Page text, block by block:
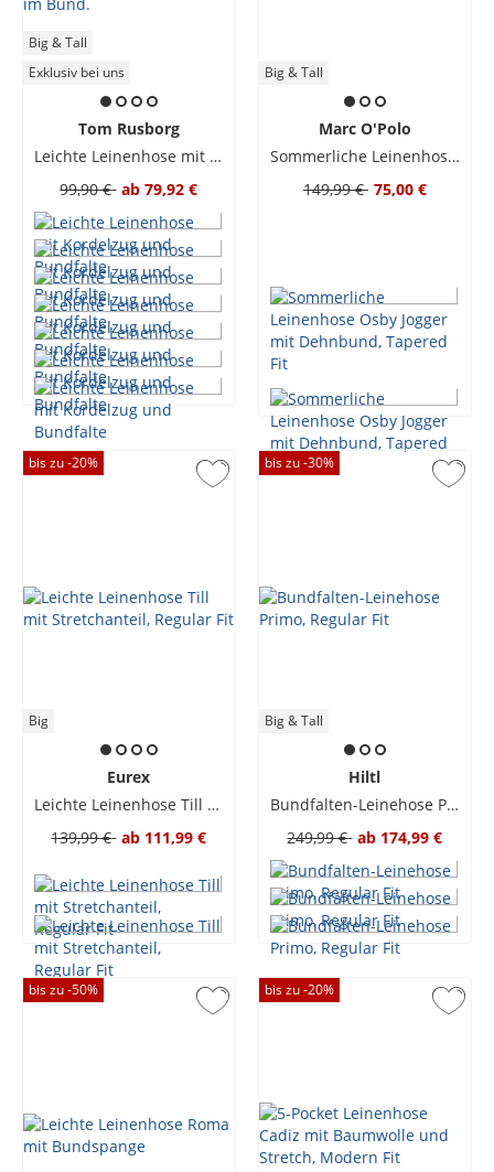
Big & Tall
Exklusiv bei uns
Tom Rusborg
Leichte Leinenhose mit Kordelzug und Bundfalte
99,90 € ab 79,92 €
Big & Tall
Marc O'Polo
Sommerliche Leinenhose Osby Jogger mit Dehnbund, Tapered Fit
149,99 € 75,00 €
bis zu -20%
Big
Eurex
Leichte Leinenhose Till mit Stretchanteil, Regular Fit
139,99 € ab 111,99 €
bis zu -30%
Big & Tall
Hiltl
Bundfalten-Leinehose Primo, Regular Fit
249,99 € ab 174,99 €
bis zu -50% bis zu -20%